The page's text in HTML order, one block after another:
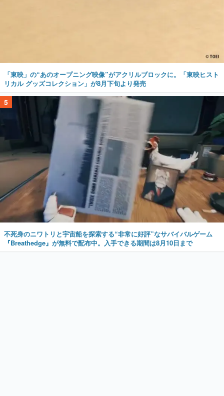
「東映」の“あのオープニング映像”がアクリルブロックに。「東映ヒスト
リカル グッズコレクション」が8月下旬より発売
5
不死身のニワトリと宇宙船を探索する“非常に好評”なサバイバルゲーム
『Breathedge』が無料で配布中。入手できる期間は8月10日まで